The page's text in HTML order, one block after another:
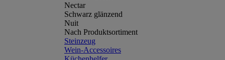
Nectar
Schwarz glänzend
Nuit
Nach Produktsortiment
Steinzeug
Wein-Accessoires